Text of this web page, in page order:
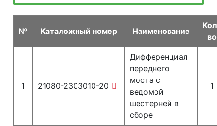
№ Каталожный номер Наименование
во
1 21080-2303010-20
Дифференциал
переднего
моста с
ведомой
шестерней в
сборе
1